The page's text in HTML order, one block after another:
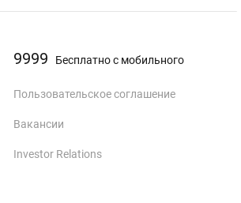
9999 Бесплатно с мобильного
Пользовательское соглашение
Вакансии
Investor Relations